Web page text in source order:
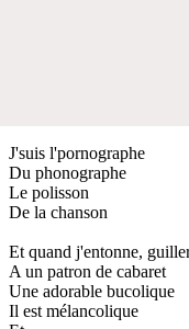
J'suis l'pornographe
Du phonographe
Le polisson
De la chanson
Et quand j'entonne,
A un patron de cabaret
Une adorable bucolique
Il est mélancolique